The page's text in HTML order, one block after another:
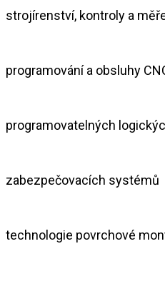
strojírenství, kontroly a
programování a obsluhy
programovatelných
zabezpečovacích systémů
technologie povrchové